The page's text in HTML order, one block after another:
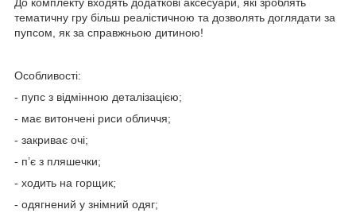
тематичну гру більш реалістичною та дозволять доглядати за
пупсом, як за справжньою дитиною!
Особливості:
- пупс з відмінною деталізацією;
- має витончені риси обличчя;
- закриває очі;
- п’є з пляшечки;
- ходить на горщик;
- одягнений у знімний одяг;